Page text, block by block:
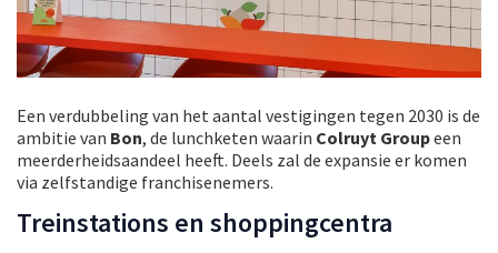
Een verdubbeling van het aantal vestigingen tegen 2030 is de
ambitie van Bon, de lunchketen waarin Colruyt Groupeen
meerderheidsaandeel heeft. Deels zal de expansie er komen
via zelfstandige franchisenemers.
Treinstations en shoppingcentra